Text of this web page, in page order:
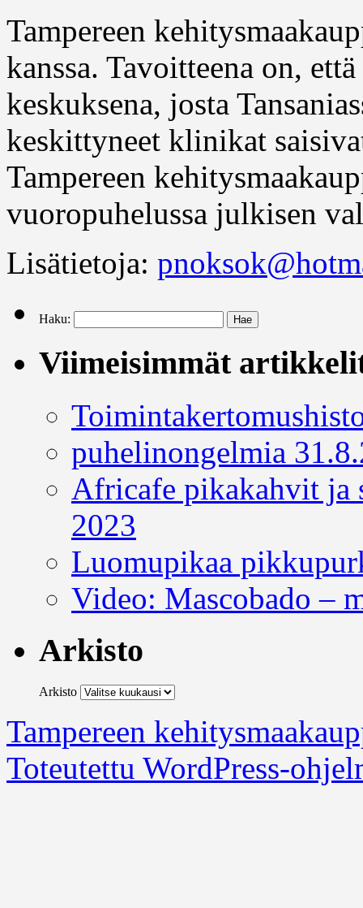
Tampereen
kanssa. Tavoitteena on,
keskuksena, josta
keskittyneet klinikat
Tampereen
vuoropuhelussa julkisen
Lisätietoja:
Haku:
Viimeisimmät
puhelinongelmia
Africafe pikakahvit ja
2023
Luomupikaa
Video: Mascobado –
Arkisto
Arkisto
Tampereen
Toteutettu WordPress-